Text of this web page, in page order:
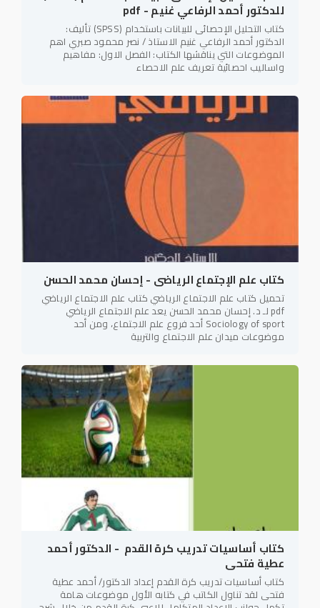
للدكتور أحمد الرفاعي غنيم - pdf
كتاب التحليل الإحصائى للبيانات باستخدام (SPSS) تأليف:
الدكتور أحمد الرفاعي غنيم الاستاذ / نصر محمود صبري اهم
الموضوعات التي يناقشها الكتاب: الفصل الاول: مفاهيم
واساليب احصائية تعريف علم الاحصاء
كتاب علم الإجتماع الرياضى - إحسان محمد الحسن
تحميل كتاب علم الاجتماع الرياضي كتاب علم الاجتماع الرياضي
pdf لـ د. إحسان محمد الحسن يعد علم الاجتماع الرياضي
Sociology of sport أحد فروع علم الاجتماع، ومن أحد
موضوعات ميدان علم الاجتماع والتربية
كتاب أساسيات تدريب كرة القدم - الدكتور أحمد
عطية فتحى
كتاب أساسيات تدريب كرة القدم إعداد الدكتور/ أحمد عطية
فتحى لقد تناول الكاتب في كتابه الأول موضوعات هامة